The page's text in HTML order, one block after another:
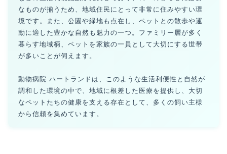
なものが揃うため、地域住民にとって非常に住みやすい環
境です。また、公園や緑地も点在し、ペットとの散歩や運
動に適した豊かな自然も魅力の一つ。ファミリー層が多く
暮らす地域柄、ペットを家族の一員として大切にする世帯
が多いことが伺えます。
動物病院 ハートランドは、このような生活利便性と自然が
調和した環境の中で、地域に根差した医療を提供し、大切
なペットたちの健康を支える存在として、多くの飼い主様
から信頼を集めています。